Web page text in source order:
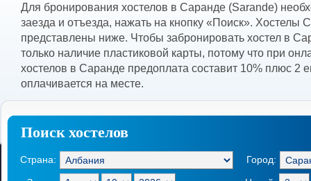
Для бронирования хостелов в Саранде (Sarande)
заезда и отъезда, нажать на кнопку «Поиск». Хостелы
представлены ниже. Чтобы забронировать хостел в
только наличие пластиковой карты, потому что при
хостелов в Саранде предоплата составит 10% плюс 2
оплачивается на месте.
Поиск хостелов
Страна: Город: